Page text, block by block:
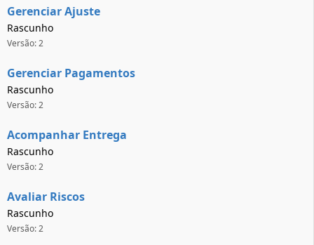
Gerenciar Ajuste
Rascunho
Versão: 2
Gerenciar Pagamentos
Rascunho
Versão: 2
Acompanhar Entrega
Rascunho
Versão: 2
Avaliar Riscos
Rascunho
Versão: 2